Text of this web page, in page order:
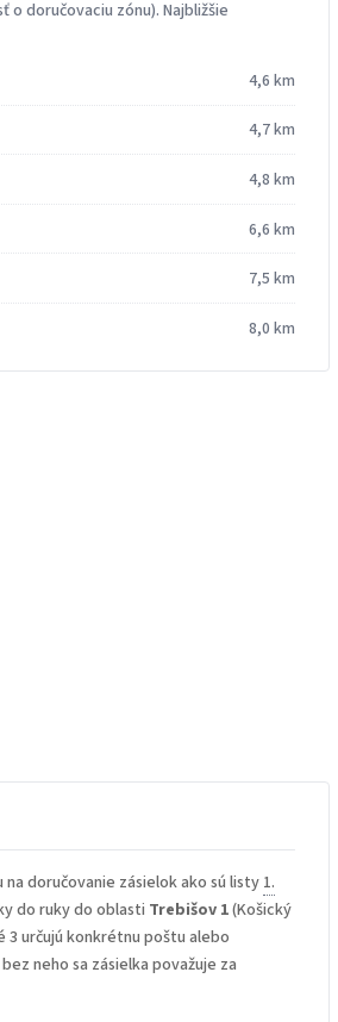
o doručovaciu zónu). Najbližšie
4,6 km
4,7 km
4,8 km
6,6 km
7,5 km
8,0 km
doručovanie zásielok ako sú listy 1.
do ruky do oblasti Trebišov 1(Košický
3 určujú konkrétnu poštu alebo
neho sa zásielka považuje za